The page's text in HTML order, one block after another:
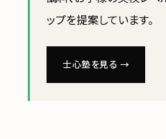
ップを提案しています。
士心塾を見る →